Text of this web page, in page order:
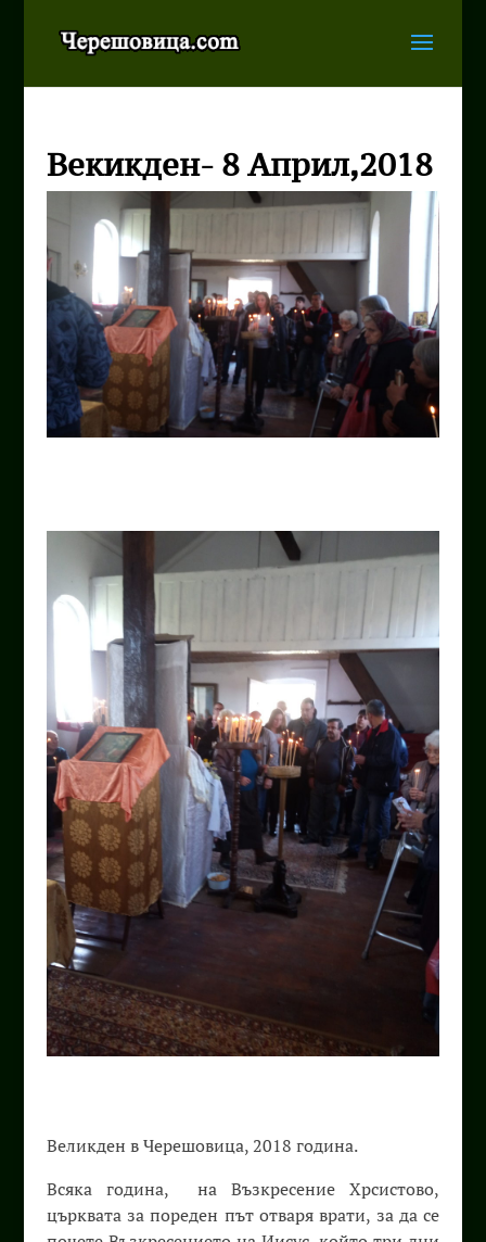
Векикден- 8 Април,2018
Великден в Черешовица, 2018 година.
Всяка година, на Възкресение Хрсистово,
църквата за пореден път отваря врати, за да се